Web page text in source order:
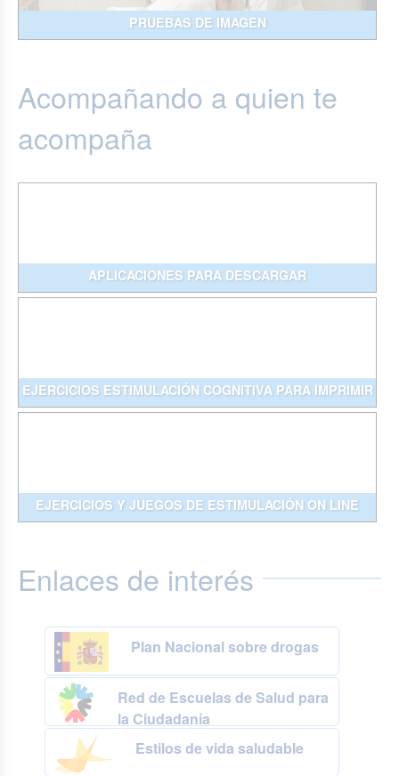
PRUEBAS DE IMAGEN
Acompañando a quien te
acompaña
APLICACIONES PARA DESCARGAR
EJERCICIOS ESTIMULACIÓN COGNITIVA PARA IMPRIMIR
EJERCICIOS Y JUEGOS DE ESTIMULACIÓN ON LINE
Enlaces de interés
Plan Nacional sobre drogas
Red de Escuelas de Salud para
la Ciudadanía
Estilos de vida saludable